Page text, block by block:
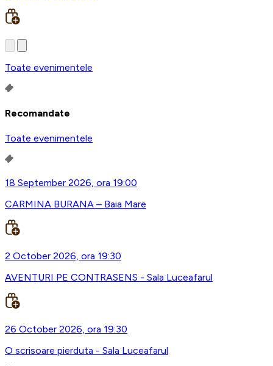
Toate evenimentele
Recomandate
Toate evenimentele
18 September 2026, ora 19:00
CARMINA BURANA – Baia Mare
2 October 2026, ora 19:30
AVENTURI PE CONTRASENS - Sala Luceafarul
26 October 2026, ora 19:30
O scrisoare pierduta - Sala Luceafarul